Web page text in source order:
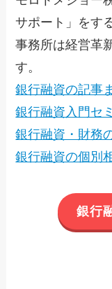
サポート」をす
事務所は経営革
す。
銀行融資の記事
銀行融資入門セ
銀行融資・財務
銀行融資の個別
銀行